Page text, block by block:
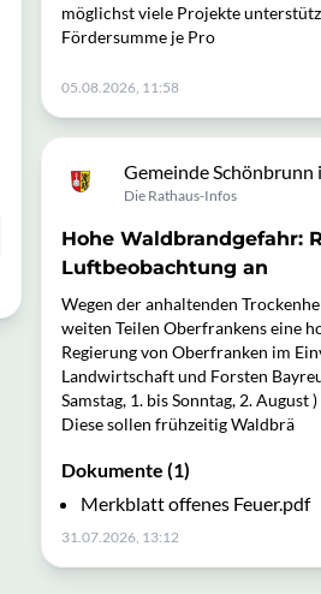
möglichst viele Projekte
Fördersumme je Pro
05.08.2026, 11:58
Gemeinde Schönbrunn
Die Rathaus-Infos
Hohe Waldbrandgefahr:
Luftbeobachtung an
Wegen der anhaltenden
weiten Teilen Oberfrankens eine
Regierung von Oberfranken im
Landwirtschaft und Forsten
Samstag, 1. bis Sonntag, 2.
Diese sollen frühzeitig Waldbrä
Dokumente (1)
Merkblatt offenes Feuer.pdf
31.07.2026, 13:12